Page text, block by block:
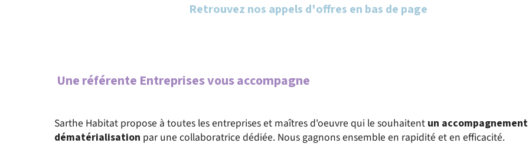
Retrouvez nos appels d'offres en bas de page
Une référente Entreprises vous accompagne
Sarthe Habitat propose à toutes les entreprises et maîtres d'oeuvre qui le souhaitent un
dématérialisation par une collaboratrice dédiée. Nous gagnons ensemble en rapidité et en efficacité.